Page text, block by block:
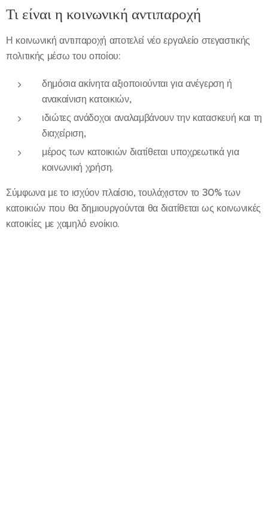
Τι είναι η κοινωνική αντιπαροχή
Η κοινωνική αντιπαροχή αποτελεί νέο εργαλείο στεγαστικής
πολιτικής μέσω του οποίου:
δημόσια ακίνητα αξιοποιούνται για ανέγερση ή
ανακαίνιση κατοικιών,
ιδιώτες ανάδοχοι αναλαμβάνουν την κατασκευή και τη
διαχείριση,
μέρος των κατοικιών διατίθεται υποχρεωτικά για
κοινωνική χρήση.
Σύμφωνα με το ισχύον πλαίσιο, τουλάχιστον το 30% των
κατοικιών που θα δημιουργούνται θα διατίθεται ως κοινωνικές
κατοικίες με χαμηλό ενοίκιο.